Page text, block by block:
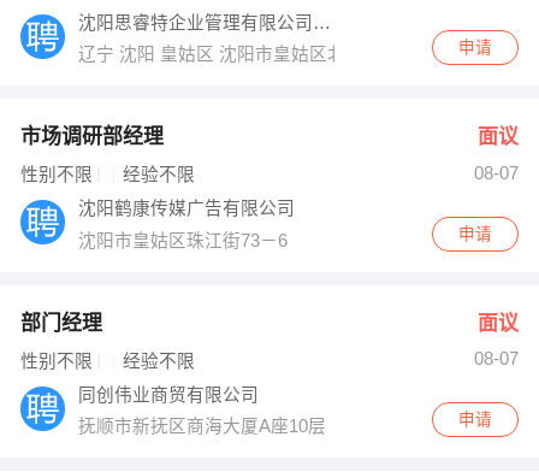
沈阳思睿特企业管理有限公司皇姑分公司
辽宁 沈阳 皇姑区 沈阳市皇姑区北行千盛大商影城4楼
申请
市场调研部经理 面议
性别不限 经验不限
08-07
沈阳鹤康传媒广告有限公司
沈阳市皇姑区珠江街73－6
申请
部门经理 面议
性别不限 经验不限
08-07
同创伟业商贸有限公司
抚顺市新抚区商海大厦A座10层
申请